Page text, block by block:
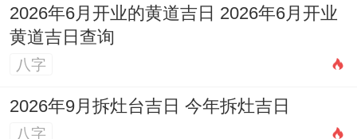
2026年6月开业的黄道吉日 2026年6月开业
黄道吉日查询
八字
2026年9月拆灶台吉日 今年拆灶吉日
八字